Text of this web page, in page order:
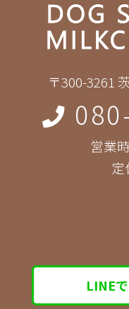
〒300-3261
営業
LINE